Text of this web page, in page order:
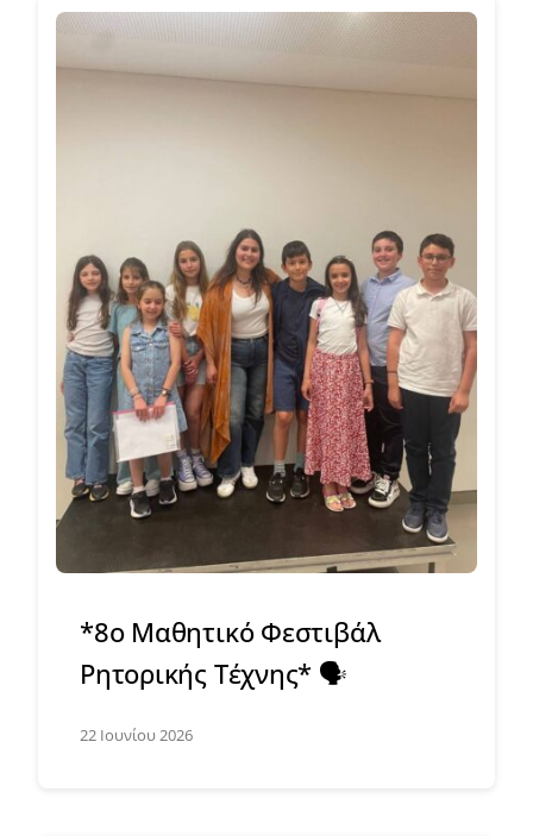
*8ο Μαθητικό Φεστιβάλ
Ρητορικής Τέχνης* 🗣️
22 Ιουνίου 2026